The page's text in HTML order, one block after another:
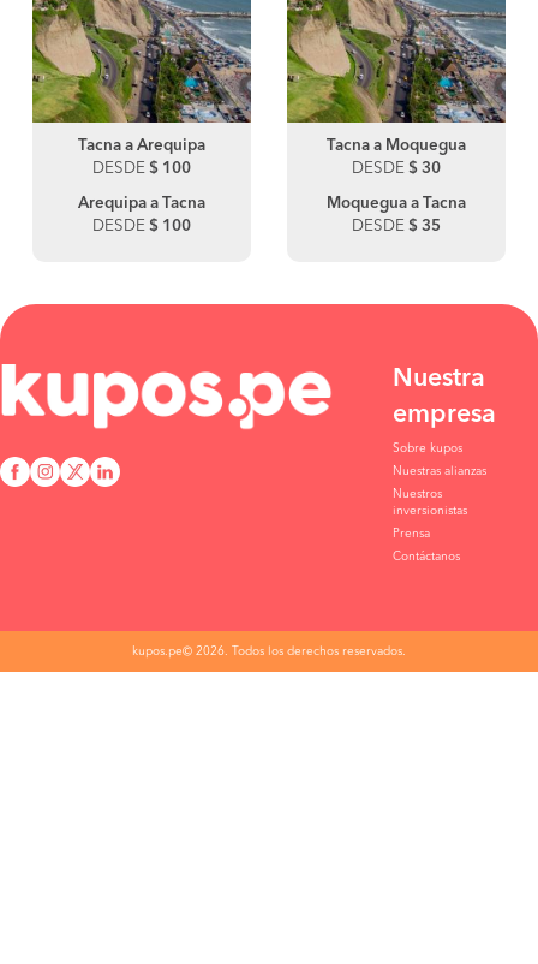
Tacna a Arequipa
DESDE $ 100
Arequipa a Tacna
DESDE $ 100
Tacna a Moquegua
DESDE $ 30
Moquegua a Tacna
DESDE $ 35
Nuestra
empresa
Sobre kupos
Nuestras alianzas
Nuestros
inversionistas
Prensa
Contáctanos
kupos.pe© 2026. Todos los derechos reservados.